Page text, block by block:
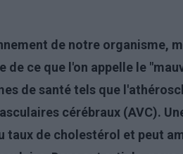
de notre organisme,
ce que l'on appelle le
de santé tels que
cérébraux (AVC).
taux de cholestérol et peut